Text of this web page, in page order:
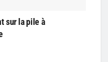
sur la pile à